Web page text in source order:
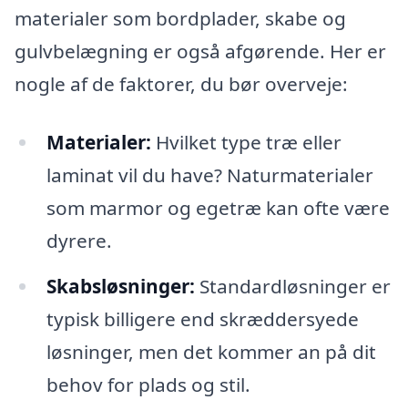
materialer som bordplader, skabe og
gulvbelægning er også afgørende. Her er
nogle af de faktorer, du bør overveje:
Materialer: Hvilket type træ eller
laminat vil du have? Naturmaterialer
som marmor og egetræ kan ofte være
dyrere.
Skabsløsninger: Standardløsninger er
typisk billigere end skræddersyede
løsninger, men det kommer an på dit
behov for plads og stil.